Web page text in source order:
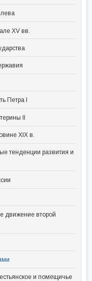
XV вв.
Петра I
II
XIX в.
тенденции развития и
движение второй
и помещичье